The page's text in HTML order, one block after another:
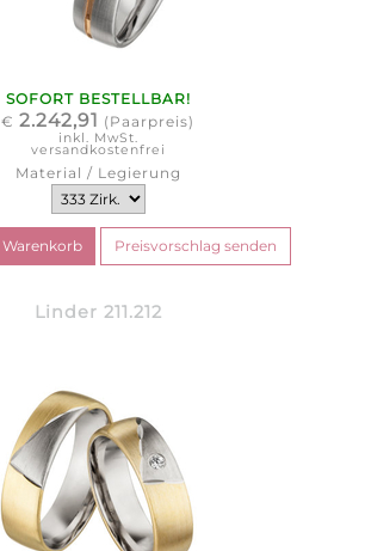
SOFORT BESTELLBAR!
€ 2.242,91 (Paarpreis)
inkl. MwSt.
versandkostenfrei
Material / Legierung
Linder 211.212